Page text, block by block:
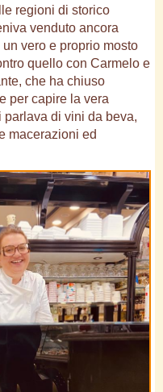
regioni di storico
venduto ancora
vero e proprio mosto
quello con Carmelo e
che ha chiuso
per capire la vera
di vini da beva,
macerazioni ed